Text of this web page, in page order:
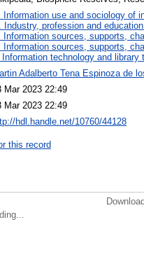
Information use and sociology of
Industry, profession and
Information sources, supports,
Information sources, supports,
Information technology and library
Adalberto Tena Espinoza de
Mar 2023 22:49
Mar 2023 22:49
hdl.handle.net/10760/44128
this record